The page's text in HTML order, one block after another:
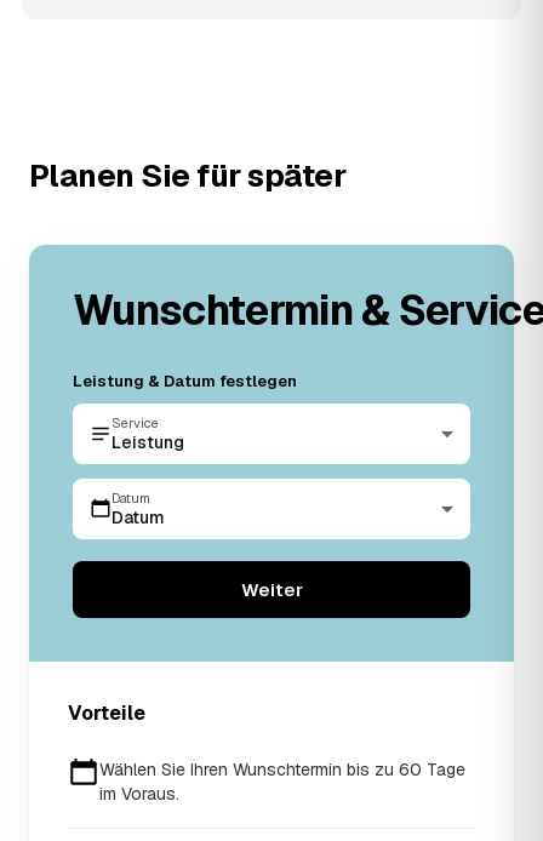
Planen Sie für später
Wunschtermin &
Leistung & Datum festlegen
Service
Leistung
Datum
Datum
Weiter
Vorteile
Wählen Sie Ihren Wunschtermin bis zu 60 Tage
im Voraus.